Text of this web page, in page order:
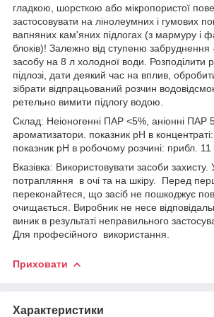
гладкою, шорсткою або мікропористої
застосовувати на лінолеумних і гумових
вапняних кам'яних підлогах (з мармуру і
блоків)! Залежно від ступеню
засобу на 8 л холодної води. Розподілити
підлозі, дати деякий час на вплив,
зібрати відпрацьований розчин
ретельно вимити підлогу водою.
Склад: Неіоногенні ПАР <5%, аніонні ПАР
ароматизатори. показник pH в
показник pH в робочому розчині: прибл. 11
Вказівка: Використовувати засоби захисту.
потрапляння в очі та на шкіру. Перед
переконайтеся, що засіб не пошкоджує
очищається. Виробник не несе
виник в результаті неправильного
Для професійного використання.
Приховати
Характеристики